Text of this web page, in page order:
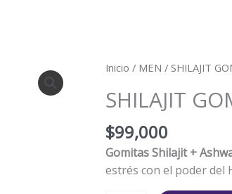
Inicio / MEN / SHILAJIT
SHILAJIT
$99,000
Gomitas Shilajit +
estrés con el poder del
SHILAJIT
cantidad